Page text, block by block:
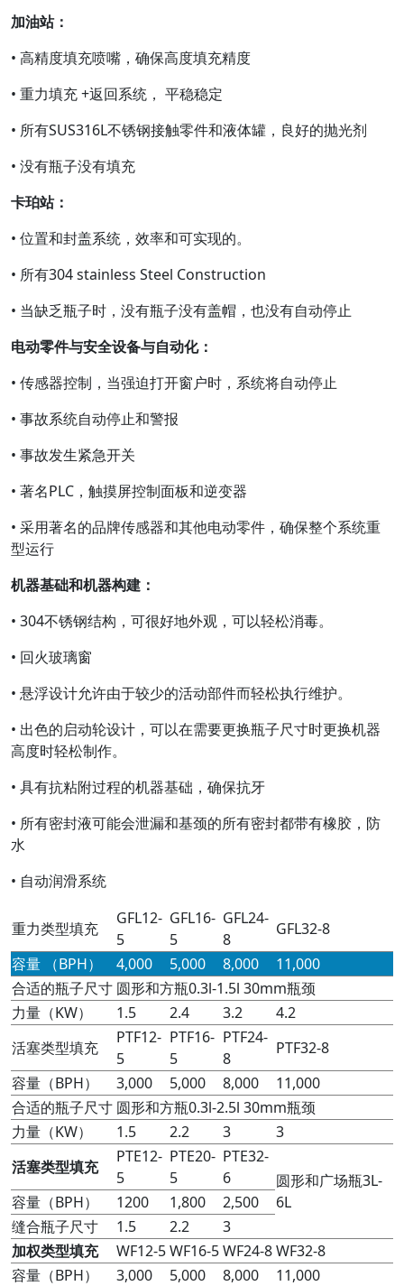
加油站：
• 高精度填充喷嘴，确保高度填充精度
• 重力填充 +返回系统， 平稳稳定
• 所有SUS316L不锈钢接触零件和液体罐，良好的抛光剂
• 没有瓶子没有填充
卡珀站：
• 位置和封盖系统，效率和可实现的。
• 所有304 stainless Steel Construction
• 当缺乏瓶子时，没有瓶子没有盖帽，也没有自动停止
电动零件与安全设备与自动化：
• 传感器控制，当强迫打开窗户时，系统将自动停止
• 事故系统自动停止和警报
• 事故发生紧急开关
• 著名PLC，触摸屏控制面板和逆变器
• 采用著名的品牌传感器和其他电动零件，确保整个系统重
型运行
机器基础和机器构建：
• 304不锈钢结构，可很好地外观，可以轻松消毒。
• 回火玻璃窗
• 悬浮设计允许由于较少的活动部件而轻松执行维护。
• 出色的启动轮设计，可以在需要更换瓶子尺寸时更换机器
高度时轻松制作。
• 具有抗粘附过程的机器基础，确保抗牙
• 所有密封液可能会泄漏和基颈的所有密封都带有橡胶，防
水
• 自动润滑系统
重力类型填充
GFL12-
5
GFL16-
5
GFL24-
8
GFL32-8
容量 （BPH）
4,000 5,000 8,000
11,000
合适的瓶子尺寸 圆形和方瓶0.3l-1.5l 30mm瓶颈
力量（KW）
1.5 2.4 3.2
4.2
活塞类型填充
PTF12-
5
PTF16-
5
PTF24-
8
PTF32-8
容量（BPH）
3,000 5,000 8,000
11,000
合适的瓶子尺寸 圆形和方瓶0.3l-2.5l 30mm瓶颈
力量（KW）
1.5 2.2 3
3
活塞类型填充
PTE12-
5
PTE20-
5
PTE32-
6
圆形和广场瓶3L-
6L
容量（BPH） 1200 1,800
2,500
缝合瓶子尺寸
1.5 2.2
3
加权类型填充 WF12-5WF16-5WF24-8WF32-8
容量（BPH）
3,000 5,000 8,000
11,000